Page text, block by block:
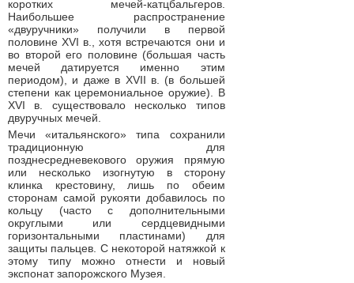
коротких мечей-катцбальгеров.
Наибольшее распространение
«двуручники» получили в первой
половине XVI в., хотя встречаются они и
во второй его половине (большая часть
мечей датируется именно этим
периодом), и даже в XVII в. (в большей
степени как церемониальное оружие). В
XVI в. существовало несколько типов
двуручных мечей.
Мечи «итальянского» типа сохранили
традиционную для
позднесредневекового оружия прямую
или несколько изогнутую в сторону
клинка крестовину, лишь по обеим
сторонам самой рукояти добавилось по
кольцу (часто с дополнительными
округлыми или сердцевидными
горизонтальными пластинами) для
защиты пальцев. С некоторой натяжкой к
этому типу можно отнести и новый
экспонат запорожского Музея.